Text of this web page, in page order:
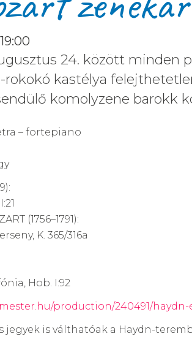
24. között minden
rokokó kastélya
komolyzene barokk
– fortepiano
(1756–1791):
K. 365/316a
Hob. I:92
production/240491/haydn-
jegyek is válthatóak a Haydn-